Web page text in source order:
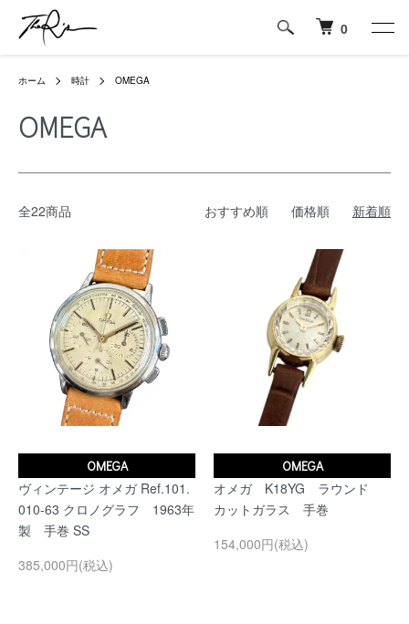
0
ホーム 時計 OMEGA
OMEGA
全22商品 おすすめ順 価格順 新着順
OMEGA
ヴィンテージ オメガ Ref.101.
010-63 クロノグラフ 1963年
製 手巻 SS
385,000円(税込)
OMEGA
オメガ K18YG ラウンド
カットガラス 手巻
154,000円(税込)